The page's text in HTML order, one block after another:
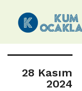
28 Kasım
2024